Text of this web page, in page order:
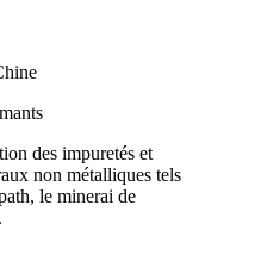
des impuretés et
non métalliques tels
le minerai de